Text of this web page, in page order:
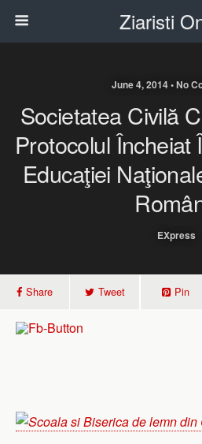
Ziaristi
June 4, 2014 • No
Societatea Civilă
Protocolul Încheiat
Educaţiei
EXpress
Share Tweet Pin